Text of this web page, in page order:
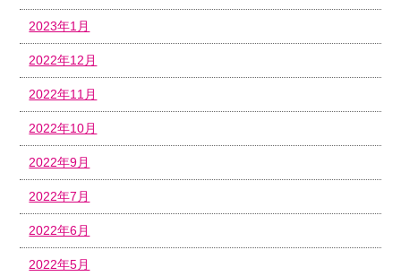
2023年1月
2022年12月
2022年11月
2022年10月
2022年9月
2022年7月
2022年6月
2022年5月